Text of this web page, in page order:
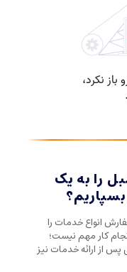
را به یک
انواع خدمات را
کار مهم نیست؛
از ارائه خدمات نیز